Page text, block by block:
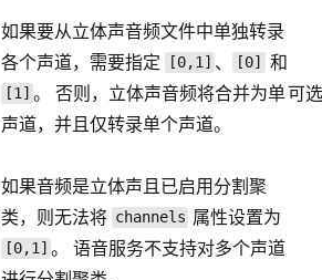
如果要从立体声音频文件中单独转录
各个声道，需要指定
[0,1] 、 [0] 和
[1] 。 否则，立体声音频将合并为单
声道，并且仅转录单个声道。
如果音频是立体声且已启用分割聚
类，则无法将 channels 属性设置为
[0,1] 。 语音服务不支持对多个声道
可选